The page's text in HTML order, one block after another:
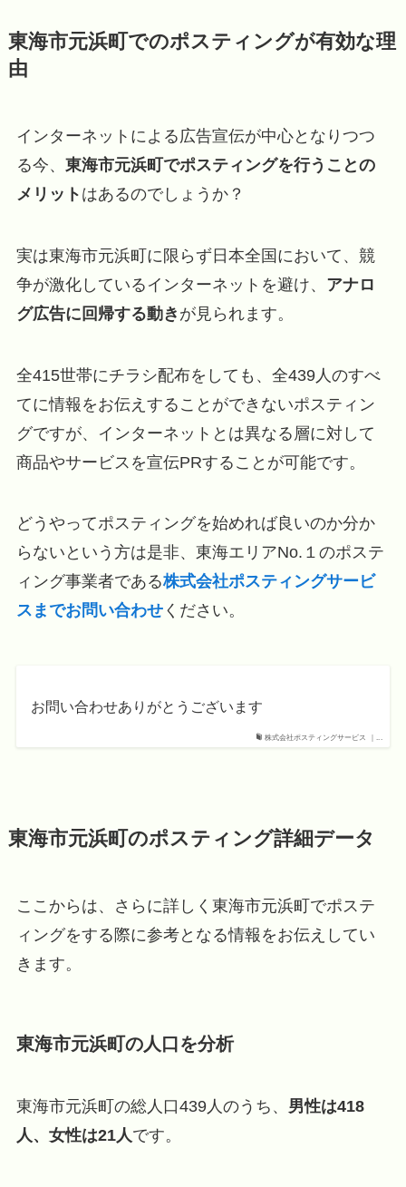
東海市元浜町でのポスティングが有効な理
由
インターネットによる広告宣伝が中心となりつつ
る今、 東海市元浜町でポスティングを行うことの
メリット はあるのでしょうか？
実は東海市元浜町に限らず日本全国において、競
争が激化しているインターネットを避け、 アナロ
グ広告に回帰する動き が見られます。
全415世帯にチラシ配布をしても、全439人のすべ
てに情報をお伝えすることができないポスティン
グですが、インターネットとは異なる層に対して
商品やサービスを宣伝PRすることが可能です。
どうやってポスティングを始めれば良いのか分か
らないという方は是非、東海エリアNo.１のポステ
ィング事業者である株式会社ポスティングサービ
スまでお問い合わせください。
株式会社ポスティングサービス ｜...
お問い合わせありがとうございます
東海市元浜町のポスティング詳細データ
ここからは、さらに詳しく東海市元浜町でポステ
ィングをする際に参考となる情報をお伝えしてい
きます。
東海市元浜町の人口を分析
東海市元浜町の総人口439人のうち、 男性は418
人、女性は21人です。